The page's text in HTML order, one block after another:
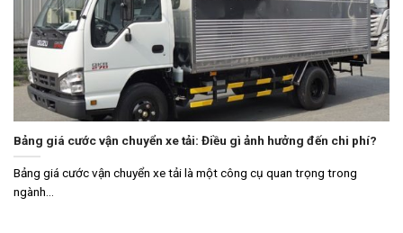
Bảng giá cước vận chuyển xe tải: Điều gì ảnh hưởng đến chi phí?
Bảng giá cước vận chuyển xe tải là một công cụ quan trọng trong
ngành...